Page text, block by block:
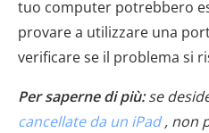
tuo computer potrebbero
provare a utilizzare una
verificare se il problema si
Per saperne di più:se
cancellate da un iPad, non